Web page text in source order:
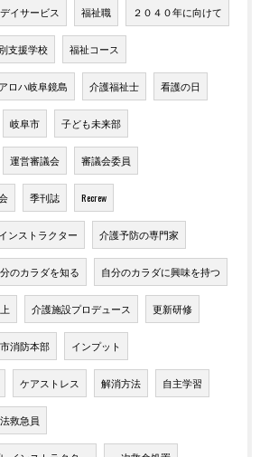
イサービス 福祉職 ２０４０年に向けて
支援学校 福祉コース
ロハ岐阜鏡島 介護福祉士 看護の日
岐阜市 子ども未来部
運営審議会 審議会委員
季刊誌 Recrew
ンストラクター 介護予防の専門家
のカラダを知る 自分のカラダに興味を持つ
介護施設プロデュース 更新研修
消防本部 インプット
ケアストレス 解消方法 自主学習
救急員